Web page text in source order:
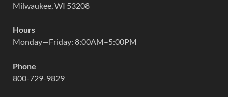
Milwaukee, WI 53208
Hours
Monday—Friday: 8:00AM–5:00PM
Phone
800-729-9829